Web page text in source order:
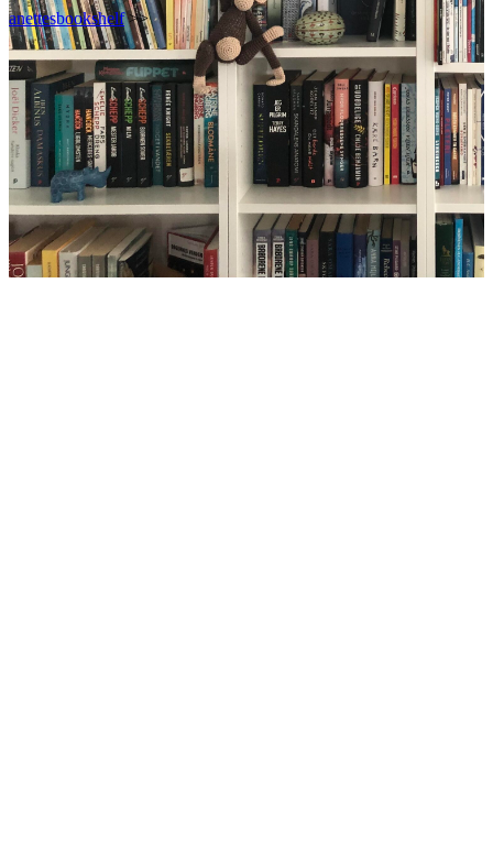
anettesbookshelf>>